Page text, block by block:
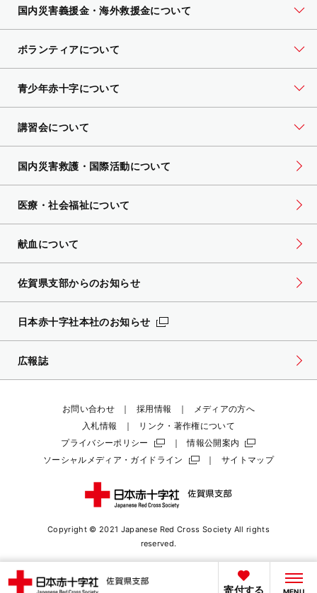
寄付する MENU
国内災害義援金・海外救援金について
ボランティアについて
青少年赤十字について
講習会について
国内災害救護・国際活動について
医療・社会福祉について
献血について
佐賀県支部からのお知らせ
日本赤十字社本社のお知らせ
広報誌
お問い合わせ 採用情報
メディアの方へ
入札情報
リンク・著作権について
プライバシーポリシー
情報公開案内
ソーシャルメディア・ガイドライン
サイトマップ
Copyright © 2021 Japanese Red Cross Society All rights
reserved.